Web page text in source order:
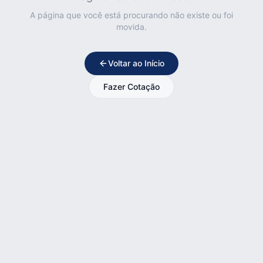
A página que você está procurando não existe ou foi
movida.
Voltar ao Início
Fazer Cotação